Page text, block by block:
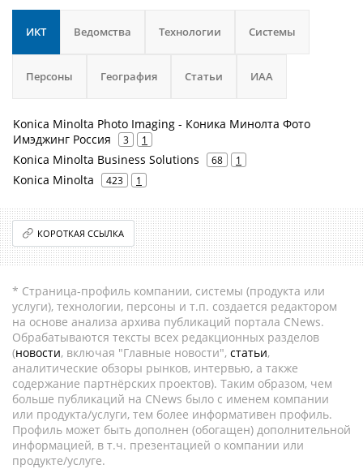
ИКТ Ведомства Технологии Системы
Персоны География Статьи ИАА
Konica Minolta Photo Imaging - Коника Минолта Фото
Имэджинг Россия
3 1
Konica Minolta Business Solutions 68 1
Konica Minolta 423 1
КОРОТКАЯ ССЫЛКА
* Страница-профиль компании, системы (продукта или
услуги), технологии, персоны и т.п. создается редактором
на основе анализа архива публикаций портала CNews.
Обрабатываются тексты всех редакционных разделов
(новости, включая "Главные новости", статьи,
аналитические обзоры рынков, интервью, а также
содержание партнёрских проектов). Таким образом, чем
больше публикаций на CNews было с именем компании
или продукта/услуги, тем более информативен профиль.
Профиль может быть дополнен (обогащен) дополнительной
информацией, в т.ч. презентацией о компании или
продукте/услуге.